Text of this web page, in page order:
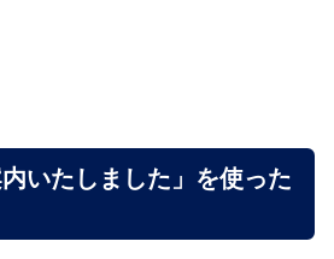
内いたしました」を使った